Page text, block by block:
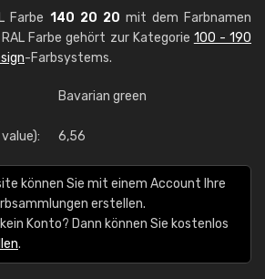
Farbe 140 20 20 mit dem Farbnamen
RAL Farbe gehört zur Kategorie 100 - 190
-Farbsystems.
Bavarian green
6,56
können Sie mit einem Account Ihre
erstellen.
Konto? Dann können Sie kostenlos
.